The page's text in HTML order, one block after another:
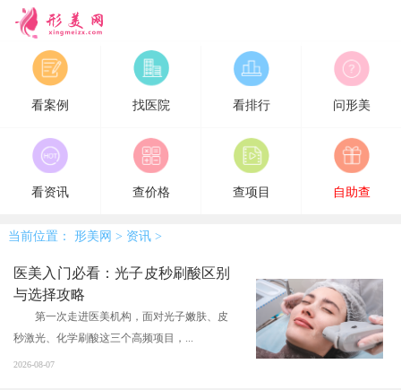
形美网
看案例 找医院 看排行 问形美
看资讯 查价格 查项目 自助查
当前位置： 形美网 > 资讯>
医美入门必看：光子皮秒刷酸区别
与选择攻略
第一次走进医美机构，面对光子嫩肤、皮
秒激光、化学刷酸这三个高频项目，...
2026-08-07